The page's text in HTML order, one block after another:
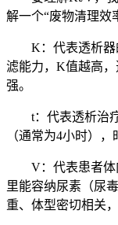
解一个“废物清理效
K：代表透析
滤能力，K值越高
强。
t：代表透析治
（通常为4小时）
V：代表患者
里能容纳尿素（尿
重、体型密切相关